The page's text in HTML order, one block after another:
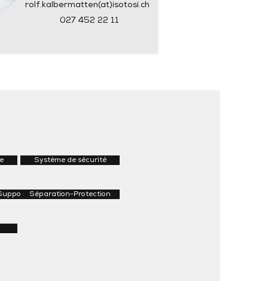
rolf.kalbermatten(at)isotosi.ch
027 452 22 11
Système de sécurité
Séparation-Protection